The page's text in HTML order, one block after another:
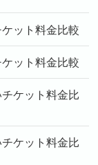
ット料金比較
ット料金比較
ケット料金比
ケット料金比